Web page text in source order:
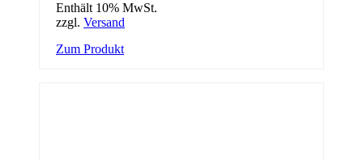
Enthält 10% MwSt.
zzgl. Versand
Zum Produkt